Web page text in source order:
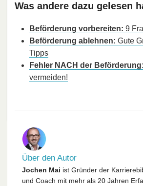
Was andere dazu gelesen
Beförderung vorbereiten: 9
Beförderung ablehnen: Gute
Tipps
Fehler NACH der Beförderung:
vermeiden!
Über den Autor
Jochen Mai ist Gründer der
und Coach mit mehr als 20 Jahren